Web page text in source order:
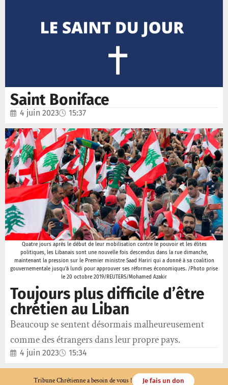
Saint Boniface
4 juin 2023 15:37
Quatre jours après le début de leur mobilisation contre le pouvoir et les élites
politiques, les Libanais sont une nouvelle fois descendus dans la rue dimanche,
maintenant la pression sur le Premier ministre Saad Hariri qui a donné à sa coalition
gouvernementale jusqu'à lundi pour approuver ses réformes économiques. /Photo prise
le 20 octobre 2019/REUTERS/Mohamed Azakir
Toujours plus difficile d’être
chrétien au Liban
Beaucoup se sentent désormais malheureusement
comme des étrangers dans leur propre pays.
4 juin 2023 15:34
Tribune Chrétienne a besoin de vous ! Je fais un don